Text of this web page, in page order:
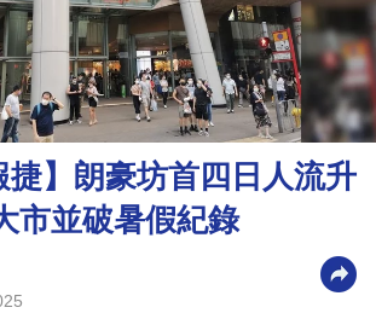
捷】朗豪坊首四日人流升
市並破暑假紀錄